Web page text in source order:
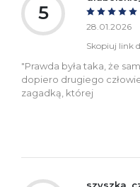
5
28.01.2026
Skopiuj link
"Prawda była taka, że
dopiero drugiego
zagadką, której